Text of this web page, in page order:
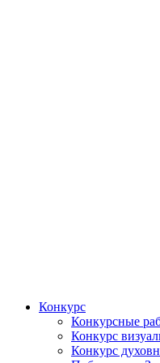
Конкурс
Конкурсные
Конкурс
Конкурс